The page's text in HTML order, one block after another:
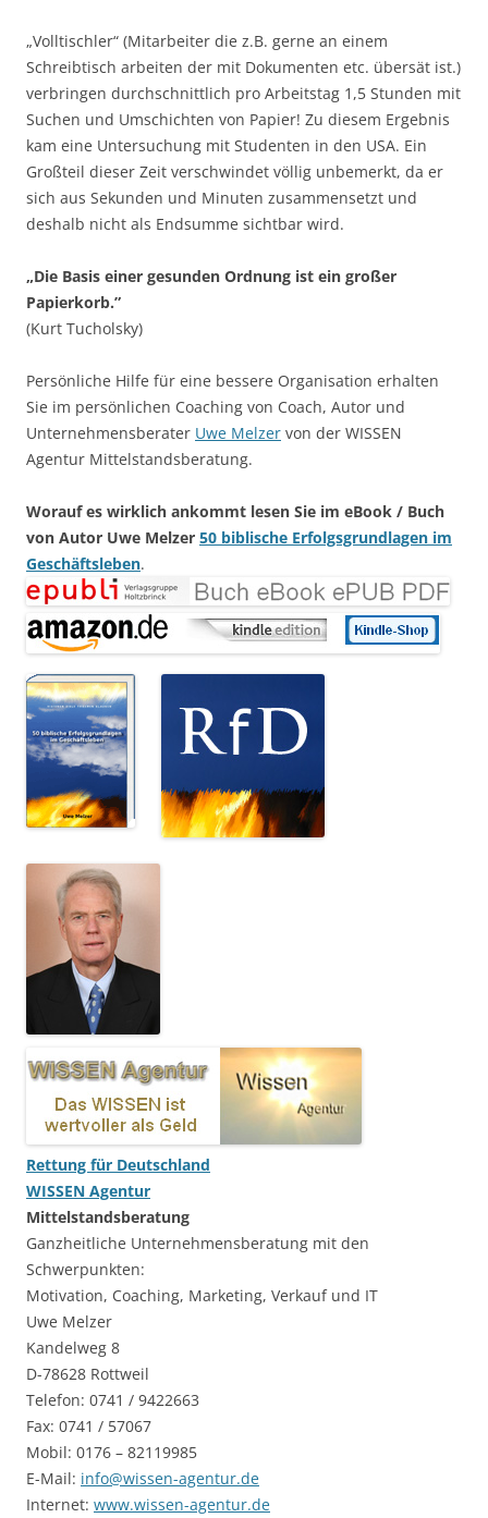
„Volltischler“ (Mitarbeiter die z.B. gerne an einem
Schreibtisch arbeiten der mit Dokumenten etc. übersät ist.)
verbringen durchschnittlich pro Arbeitstag 1,5 Stunden mit
Suchen und Umschichten von Papier! Zu diesem Ergebnis
kam eine Untersuchung mit Studenten in den USA. Ein
Großteil dieser Zeit verschwindet völlig unbemerkt, da er
sich aus Sekunden und Minuten zusammensetzt und
deshalb nicht als Endsumme sichtbar wird.
„Die Basis einer gesunden Ordnung ist ein großer
Papierkorb.”
(Kurt Tucholsky)
Persönliche Hilfe für eine bessere Organisation erhalten
Sie im persönlichen Coaching von Coach, Autor und
Unternehmensberater Uwe Melzer von der WISSEN
Agentur Mittelstandsberatung.
Worauf es wirklich ankommt lesen Sie im eBook / Buch
von Autor Uwe Melzer 50 biblische Erfolgsgrundlagen im
Geschäftsleben.
Rettung für Deutschland
WISSEN Agentur
Mittelstandsberatung
Ganzheitliche Unternehmensberatung mit den
Schwerpunkten:
Motivation, Coaching, Marketing, Verkauf und IT
Uwe Melzer
Kandelweg 8
D-78628 Rottweil
Telefon: 0741 / 9422663
Fax: 0741 / 57067
Mobil: 0176 – 82119985
E-Mail: info@wissen-agentur.de
Internet: www.wissen-agentur.de